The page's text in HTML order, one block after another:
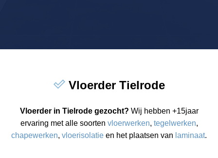
Vloerder Tielrode
Vloerder in Tielrode gezocht? Wij hebben +15jaar
ervaring met alle soorten vloerwerken, tegelwerken,
chapewerken, vloerisolatie en het plaatsen van laminaat.